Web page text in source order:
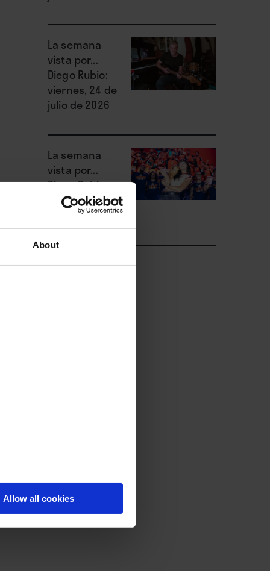
About
Allow all cookies
La semana
vista por...
Diego Rubio:
viernes, 24 de
julio de 2026
La semana
vista por...
Diego Rubio:
miércoles, 22
de julio de 2026